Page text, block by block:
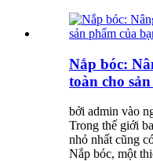
Nắp bóc:
toàn cho
bởi admin vào
Trong thế giới
nhỏ nhất cũng
Nắp bóc, một